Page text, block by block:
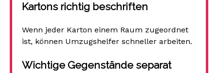
Kartons richtig beschriften
Wenn jeder Karton einem Raum zugeordnet
ist, können Umzugshelfer schneller arbeiten.
Wichtige Gegenstände separat